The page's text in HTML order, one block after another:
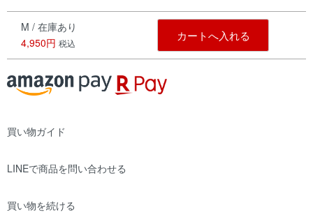
M / 在庫あり
4,950円 税込
カートへ入れる
買い物ガイド
LINEで商品を問い合わせる
買い物を続ける